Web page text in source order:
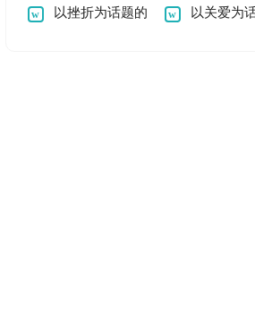
以挫折为话题的 以关爱为